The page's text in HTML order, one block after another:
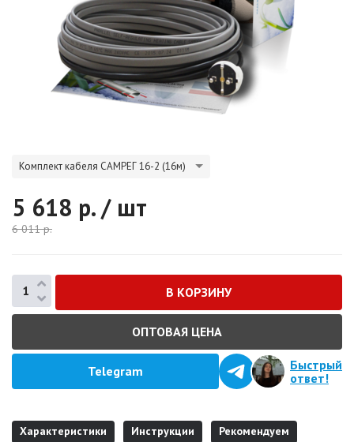
Комплект кабеля САМРЕГ 16-2 (16м)
5 618 р. / шт
6 011р.
ОПТОВАЯ ЦЕНА
Telegram
Быстрый
ответ!
Характеристики Инструкции Рекомендуем